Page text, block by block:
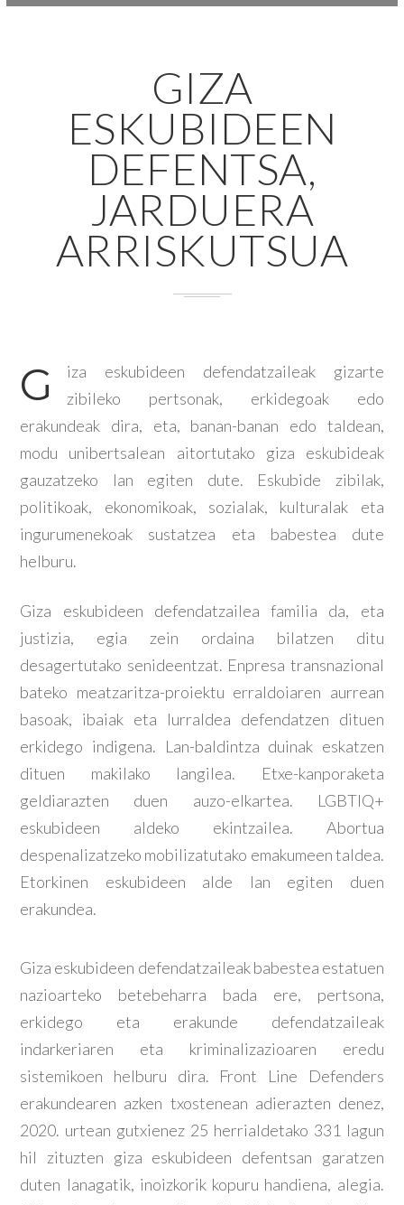
GIZA
ESKUBIDEEN
DEFENTSA,
JARDUERA
ARRISKUTSUA
G
iza eskubideen defendatzaileak gizarte
zibileko pertsonak, erkidegoak edo
erakundeak dira, eta, banan-banan edo taldean,
modu unibertsalean aitortutako giza eskubideak
gauzatzeko lan egiten dute. Eskubide zibilak,
politikoak, ekonomikoak, sozialak, kulturalak eta
ingurumenekoak sustatzea eta babestea dute
helburu.
Giza eskubideen defendatzailea familia da, eta
justizia, egia zein ordaina bilatzen ditu
desagertutako senideentzat. Enpresa transnazional
bateko meatzaritza-proiektu erraldoiaren aurrean
basoak, ibaiak eta lurraldea defendatzen dituen
erkidego indigena. Lan-baldintza duinak eskatzen
dituen makilako langilea. Etxe-kanporaketa
geldiarazten duen auzo-elkartea. LGBTIQ+
eskubideen aldeko ekintzailea. Abortua
despenalizatzeko mobilizatutako emakumeen taldea.
Etorkinen eskubideen alde lan egiten duen
erakundea.
Giza eskubideen defendatzaileak babestea estatuen
nazioarteko betebeharra bada ere, pertsona,
erkidego eta erakunde defendatzaileak
indarkeriaren eta kriminalizazioaren eredu
sistemikoen helburu dira. Front Line Defenders
erakundearen azken txostenean adierazten denez,
2020. urtean gutxienez 25 herrialdetako 331 lagun
hil zituzten giza eskubideen defentsan garatzen
duten lanagatik, inoizkorik kopuru handiena, alegia.